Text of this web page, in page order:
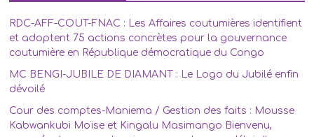
RDC-AFF-COUT-FNAC : Les Affaires coutumières identifient
et adoptent 75 actions concrètes pour la gouvernance
coutumière en République démocratique du Congo
MC BENGI-JUBILE DE DIAMANT : Le Logo du Jubilé enfin
dévoilé
Cour des comptes-Maniema / Gestion des faits : Mousse
Kabwankubi Moïse et Kingalu Masimango Bienvenu,